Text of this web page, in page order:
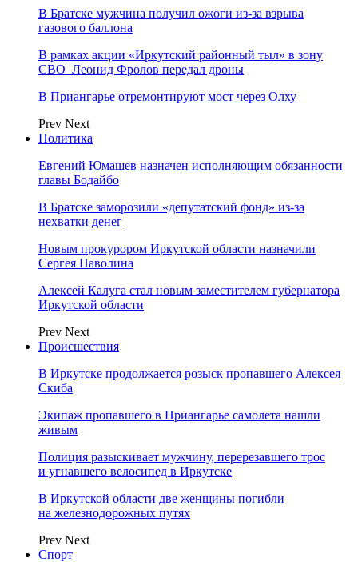
В Братске мужчина получил ожоги из-за взрыва
газового баллона
В рамках акции «Иркутский районный тыл» в зону
СВО Леонид Фролов передал дроны
В Приангарье отремонтируют мост через Олху
Prev Next
Политика
Евгений Юмашев назначен исполняющим обязанности
главы Бодайбо
В Братске заморозили «депутатский фонд» из‑за
нехватки денег
Новым прокурором Иркутской области назначили
Сергея Паволина
Алексей Калуга стал новым заместителем губернатора
Иркутской области
Prev Next
Происшествия
В Иркутске продолжается розыск пропавшего Алексея
Скиба
Экипаж пропавшего в Приангарье самолета нашли
живым
Полиция разыскивает мужчину, перерезавшего трос
и угнавшего велосипед в Иркутске
В Иркутской области две женщины погибли
на железнодорожных путях
Prev Next
Спорт